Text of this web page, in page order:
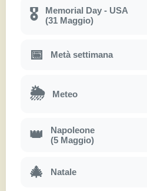
🎖
Memorial Day - USA
(31 Maggio)
📅 Metà settimana
🌦 Meteo
👑
Napoleone
(5 Maggio)
🎄 Natale